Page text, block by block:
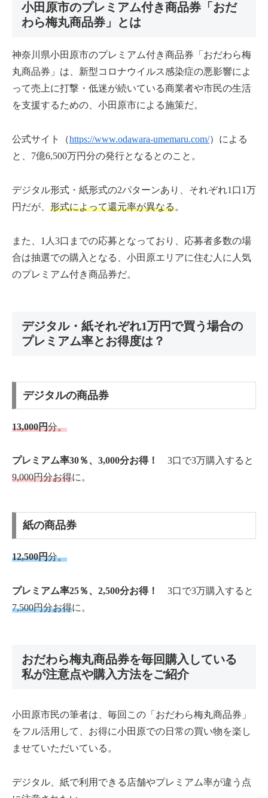
小田原市のプレミアム付き商品券「おだ
わら梅丸商品券」とは
神奈川県小田原市のプレミアム付き商品券「おだわら梅
丸商品券」は、新型コロナウイルス感染症の悪影響によ
って売上に打撃・低迷が続いている商業者や市民の生活
を支援するための、小田原市による施策だ。
公式サイト（https://www.odawara-umemaru.com/）による
と、7億6,500万円分の発行となるとのこと。
デジタル形式・紙形式の2パターンあり、それぞれ1口1万
円だが、 形式によって還元率が異なる。
また、1人3口までの応募となっており、応募者多数の場
合は抽選での購入となる、小田原エリアに住む人に人気
のプレミアム付き商品券だ。
デジタル・紙それぞれ1万円で買う場合の
プレミアム率とお得度は？
デジタルの商品券
13,000円分。
プレミアム率30％、3,000分お得！
3口で3万購入すると
9,000円分お得に。
紙の商品券
12,500円分。
プレミアム率25％、2,500分お得！
3口で3万購入すると
7,500円分お得に。
おだわら梅丸商品券を毎回購入している
私が注意点や購入方法をご紹介
小田原市民の筆者は、毎回この「おだわら梅丸商品券」
をフル活用して、お得に小田原での日常の買い物を楽し
ませていただいている。
デジタル、紙で利用できる店舗やプレミアム率が違う点